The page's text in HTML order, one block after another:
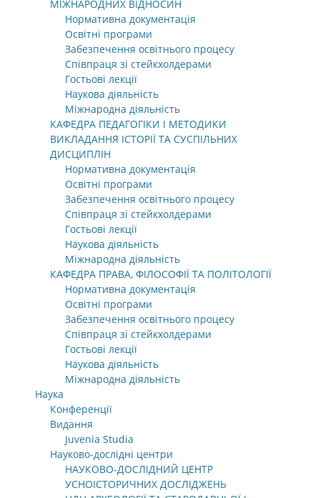
МІЖНАРОДНИХ ВІДНОСИН
Нормативна документація
Освітні програми
Забезпечення освітнього процесу
Співпраця зі стейкхолдерами
Гостьові лекції
Наукова діяльність
Міжнародна діяльність
КАФЕДРА ПЕДАГОГІКИ І МЕТОДИКИ
ВИКЛАДАННЯ ІСТОРІЇ ТА СУСПІЛЬНИХ
ДИСЦИПЛІН
Нормативна документація
Освітні програми
Забезпечення освітнього процесу
Співпраця зі стейкхолдерами
Гостьові лекції
Наукова діяльність
Міжнародна діяльність
КАФЕДРА ПРАВА, ФІЛОСОФІЇ ТА ПОЛІТОЛОГІЇ
Нормативна документація
Освітні програми
Забезпечення освітнього процесу
Співпраця зі стейкхолдерами
Гостьові лекції
Наукова діяльність
Міжнародна діяльність
Наука
Конференції
Видання
Juvenia Studia
Науково-дослідні центри
НАУКОВО-ДОСЛІДНИЙ ЦЕНТР
УСНОІСТОРИЧНИХ ДОСЛІДЖЕНЬ